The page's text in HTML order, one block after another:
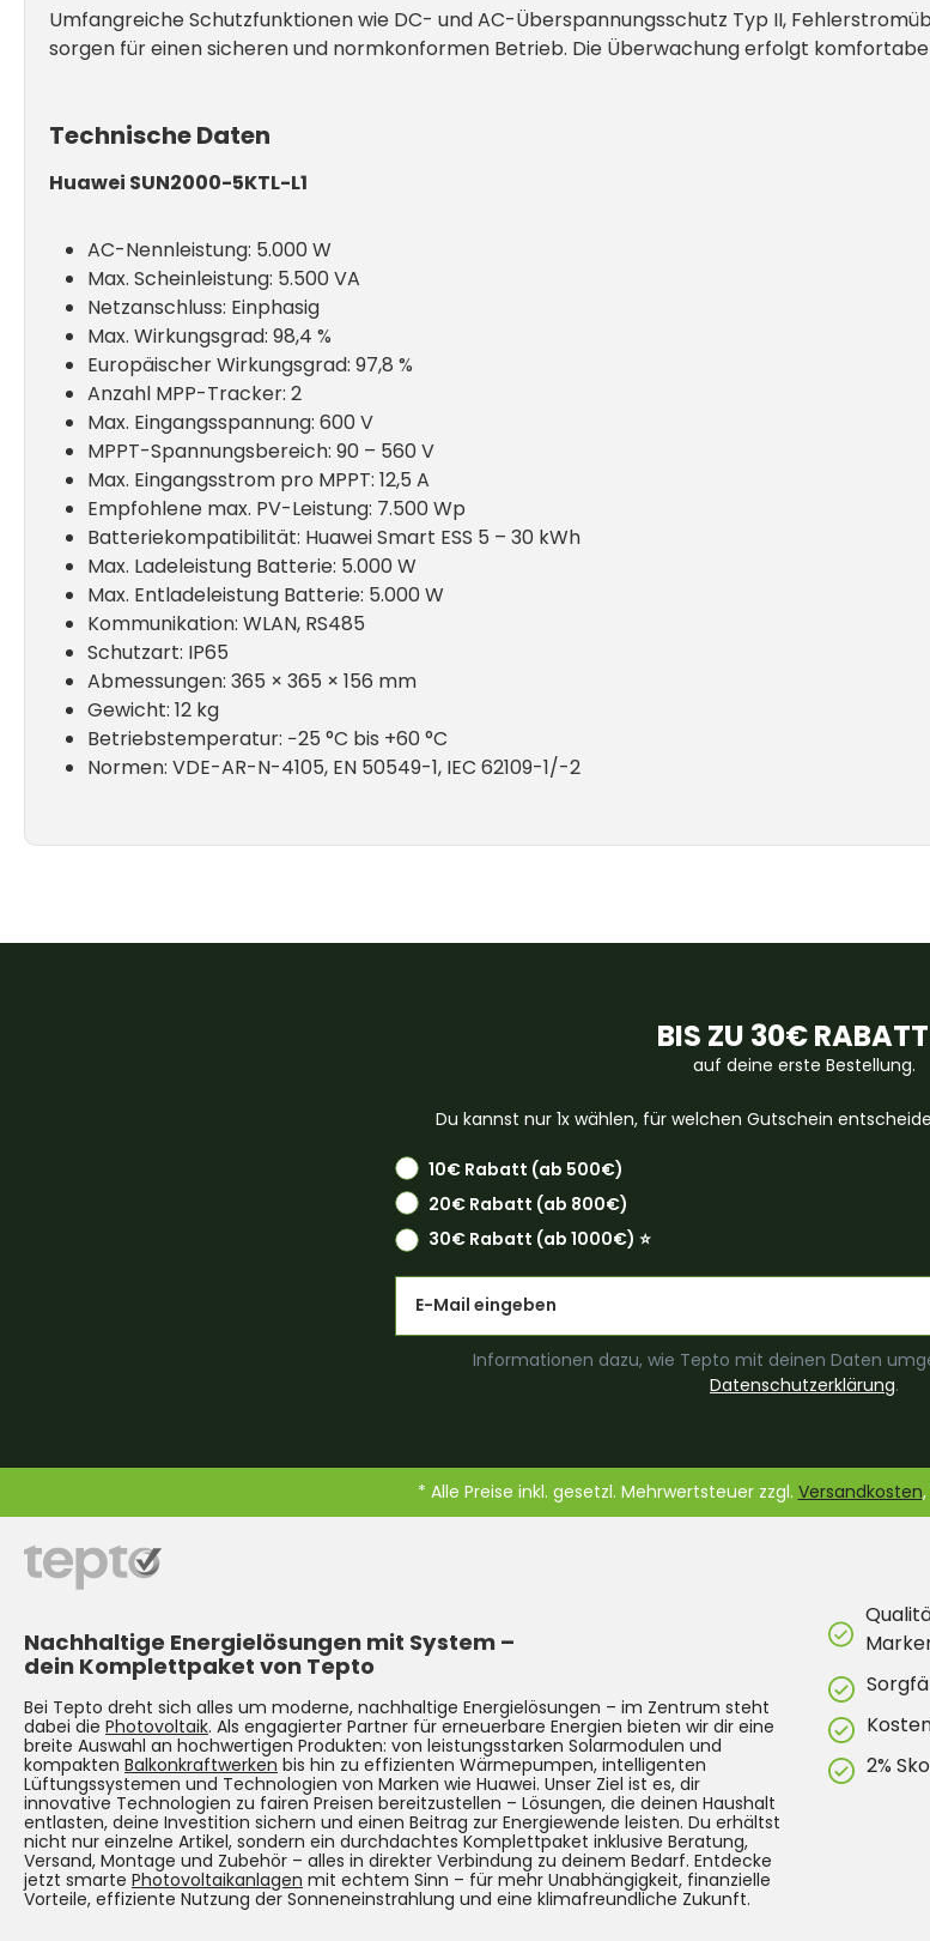
Umfangreiche Schutzfunktionen wie DC- und AC-Überspannungsschutz Typ II,
sorgen für einen sicheren und normkonformen Betrieb. Die Überwachung erfolgt komfortabel
Technische Daten
Huawei SUN2000-5KTL-L1
AC-Nennleistung: 5.000 W
Max. Scheinleistung: 5.500 VA
Netzanschluss: Einphasig
Max. Wirkungsgrad: 98,4 %
Europäischer Wirkungsgrad: 97,8 %
Anzahl MPP-Tracker: 2
Max. Eingangsspannung: 600 V
MPPT-Spannungsbereich: 90 – 560 V
Max. Eingangsstrom pro MPPT: 12,5 A
Empfohlene max. PV-Leistung: 7.500 Wp
Batteriekompatibilität: Huawei Smart ESS 5 – 30 kWh
Max. Ladeleistung Batterie: 5.000 W
Max. Entladeleistung Batterie: 5.000 W
Kommunikation: WLAN, RS485
Schutzart: IP65
Abmessungen: 365 × 365 × 156 mm
Gewicht: 12 kg
Betriebstemperatur: −25 °C bis +60 °C
Normen: VDE-AR-N-4105, EN 50549-1, IEC 62109-1/-2
BIS ZU 30€
auf deine erste Bestellung.
Du kannst nur 1x wählen, für welchen Gutschein
10€ Rabatt (ab 500€)
20€ Rabatt (ab 800€)
30€ Rabatt (ab 1000€) ⭐️
Informationen dazu, wie Tepto mit deinen Daten
Datenschutzerklärung.
* Alle Preise inkl. gesetzl. Mehrwertsteuer zzgl. Versandkosten
Nachhaltige Energielösungen mit System –
dein Komplettpaket von Tepto
Bei Tepto dreht sich alles um moderne, nachhaltige Energielösungen – im Zentrum steht
dabei die Photovoltaik. Als engagierter Partner für erneuerbare Energien bieten wir dir eine
breite Auswahl an hochwertigen Produkten: von leistungsstarken Solarmodulen und
kompakten Balkonkraftwerken bis hin zu effizienten Wärmepumpen, intelligenten
Lüftungssystemen und Technologien von Marken wie Huawei. Unser Ziel ist es, dir
innovative Technologien zu fairen Preisen bereitzustellen – Lösungen, die deinen Haushalt
entlasten, deine Investition sichern und einen Beitrag zur Energiewende leisten. Du erhältst
nicht nur einzelne Artikel, sondern ein durchdachtes Komplettpaket inklusive Beratung,
Versand, Montage und Zubehör – alles in direkter Verbindung zu deinem Bedarf. Entdecke
jetzt smarte Photovoltaikanlagen mit echtem Sinn – für mehr Unabhängigkeit, finanzielle
Vorteile, effiziente Nutzung der Sonneneinstrahlung und eine klimafreundliche Zukunft.
2%